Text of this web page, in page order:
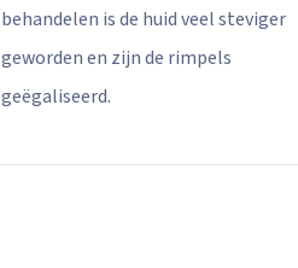
behandelen is de huid veel steviger
geworden en zijn de rimpels
geëgaliseerd.